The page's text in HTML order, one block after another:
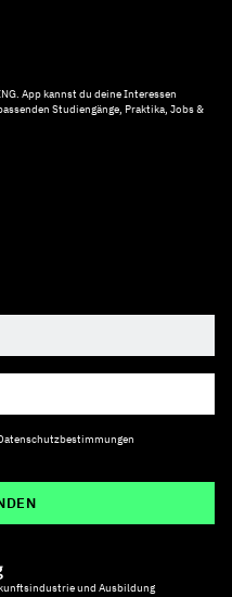
App kannst du deine Interessen
Studiengänge, Praktika, Jobs &
und Ausbildung